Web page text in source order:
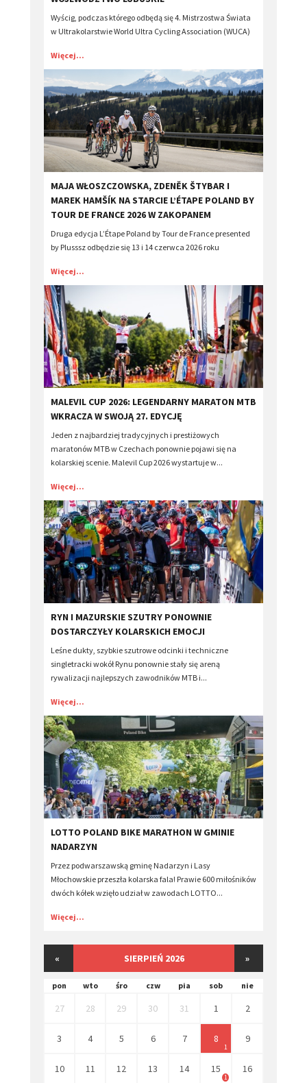
Wyścig, podczas którego odbędą się 4. Mistrzostwa Świata
w Ultrakolarstwie World Ultra Cycling Association (WUCA)
Więcej...
​MAJA WŁOSZCZOWSKA, ZDENĚK ŠTYBAR I
MAREK HAMŠÍK NA STARCIE L’ÉTAPE POLAND BY
TOUR DE FRANCE 2026 W ZAKOPANEM
Druga edycja L’Étape Poland by Tour de France presented
by Plusssz odbędzie się 13 i 14 czerwca 2026 roku
Więcej...
​MALEVIL CUP 2026: LEGENDARNY MARATON MTB
WKRACZA W SWOJĄ 27. EDYCJĘ
Jeden z najbardziej tradycyjnych i prestiżowych
maratonów MTB w Czechach ponownie pojawi się na
kolarskiej scenie. Malevil Cup 2026 wystartuje w...
Więcej...
​RYN I MAZURSKIE SZUTRY PONOWNIE
DOSTARCZYŁY KOLARSKICH EMOCJI
Leśne dukty, szybkie szutrowe odcinki i techniczne
singletracki wokół Rynu ponownie stały się areną
rywalizacji najlepszych zawodników MTB i...
Więcej...
​LOTTO POLAND BIKE MARATHON W GMINIE
NADARZYN
Przez podwarszawską gminę Nadarzyn i Lasy
Młochowskie przeszła kolarska fala! Prawie 600 miłośników
dwóch kółek wzięło udział w zawodach LOTTO...
Więcej...
« SIERPIEŃ 2026 »
pon wto śro czw pia sob nie
27 28 29 30 31 1 2
3 4 5 6 7 8
1
9
10 11 12 13 14 15
1
16